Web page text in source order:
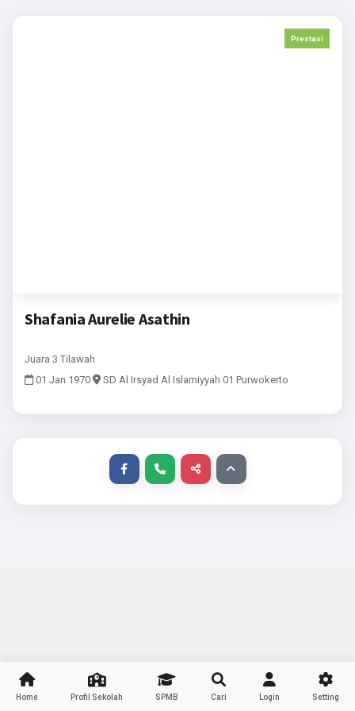
Home Profil Sekolah SPMB Cari Login Setting
Prestasi
Shafania Aurelie Asathin
Juara 3 Tilawah
01 Jan 1970
SD Al Irsyad Al Islamiyyah 01 Purwokerto